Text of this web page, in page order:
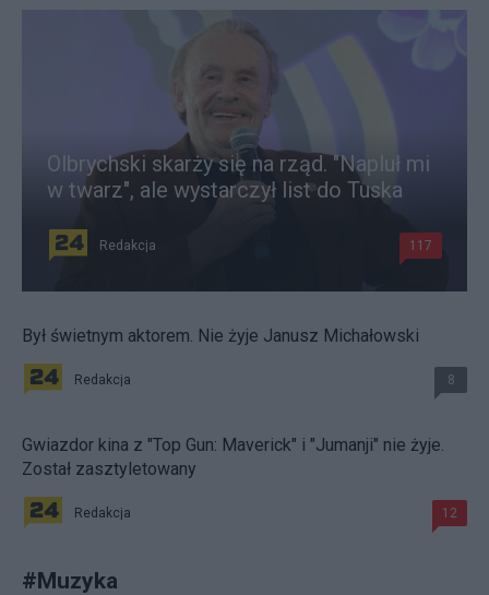
Olbrychski skarży się na rząd. "Napluł mi
w twarz", ale wystarczył list do Tuska
Redakcja 117
Był świetnym aktorem. Nie żyje Janusz Michałowski
Redakcja 8
Gwiazdor kina z "Top Gun: Maverick" i "Jumanji" nie żyje.
Został zasztyletowany
Redakcja 12
#Muzyka